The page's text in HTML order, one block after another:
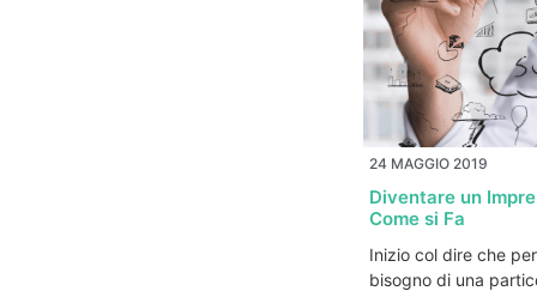
24 MAGGIO 2019
Diventare un
Come si Fa
Inizio col dire che
bisogno di una